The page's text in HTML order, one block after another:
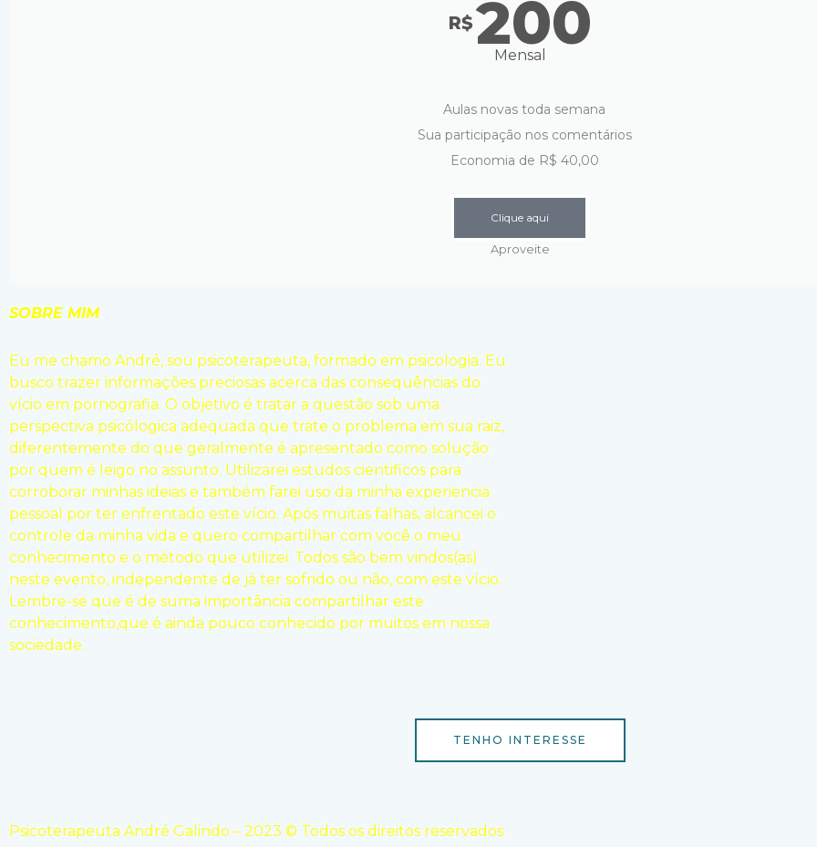
R$200
Mensal
Aulas novas toda semana
Sua participação nos comentários
Economia de R$ 40,00
Clique aqui
Aproveite
SOBRE MIM
Eu me chamo André, sou psicoterapeuta, formado em psicologia. Eu
busco trazer informações preciosas acerca das consequências do
vício em pornografia. O objetivo é tratar a questão sob uma
perspectiva psicólogica adequada que trate o problema em sua raiz,
diferentemente do que geralmente é apresentado como solução
por quem é leigo no assunto. Utilizarei estudos cientificos para
corroborar minhas ideias e também farei uso da minha experiencia
pessoal por ter enfrentado este vício. Após muitas falhas, alcancei o
controle da minha vida e quero compartilhar com você o meu
conhecimento e o método que utilizei. Todos são bem vindos(as)
neste evento, independente de já ter sofrido ou não, com este vício.
Lembre-se que é de suma importância compartilhar este
conhecimento,que é ainda pouco conhecido por muitos em nossa
sociedade.
TENHO INTERESSE
Psicoterapeuta André Galindo – 2023 © Todos os direitos reservados